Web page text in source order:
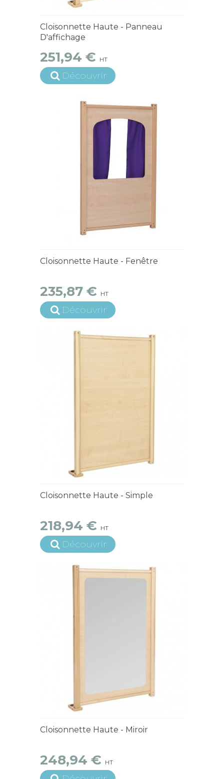
Cloisonnette Haute - Panneau
D'affichage
251,94 € HT
Découvrir
Cloisonnette Haute - Fenêtre
235,87 € HT
Découvrir
Cloisonnette Haute - Simple
218,94 € HT
Découvrir
Cloisonnette Haute - Miroir
248,94 € HT